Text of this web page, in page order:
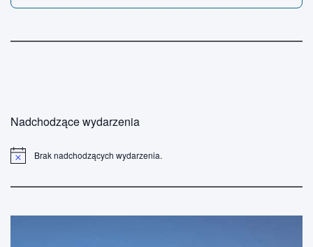
Nadchodzące wydarzenia
d
Brak nadchodzących wydarzenia.